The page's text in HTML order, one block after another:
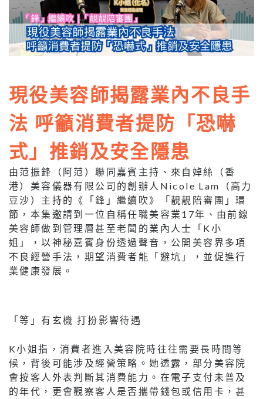
現役美容師揭露業內不良手
法 呼籲消費者提防「恐嚇
式」推銷及安全隱患
由范振鋒（阿范）聯同嘉賓主持、來自婥絲（香
港）美容儀器有限公司的創辦人Nicole Lam（高力
豆沙）主持的《「鋒」繼續吹》「靚靚陪審團」環
節，本集邀請到一位自稱任職美容業17年、由前線
美容師做到管理層甚至老闆的業內人士「K小
姐」，以神秘嘉賓身份透過聲音，公開美容界多項
不良經營手法，期望消費者能「避坑」，並促進行
業健康發展。
「等」有玄機 打扮影響待遇
K小姐指，消費者進入美容院時往往需要長時間等
候，背後可能涉及經營策略。她透露，部分美容院
會按客人外表判斷其消費能力。在電子支付未普及
的年代，更會觀察客人是否攜帶錢包或信用卡，甚